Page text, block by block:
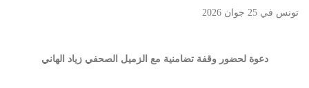
تونس في 25 جوان 2026
دعوة لحضور وقفة تضامنية مع الزميل الصحفي زياد الهاني